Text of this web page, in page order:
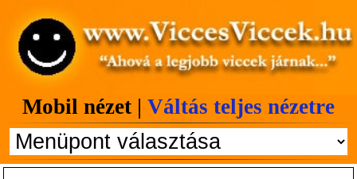
Mobil nézet | Váltás teljes nézetre